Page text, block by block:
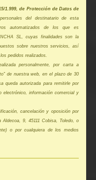
1.999, de Protección de Datos de
del destinatario de esta
automatizados de los que es
SL, cuyas finalidades son la
sobre nuestros servicios, así
pedidos realizados.
personalmente, por carta a
de nuestra web, en el plazo de 30
queda autorizada para remitirle por
electrónico, información comercial y
cancelación y oposición por
9, 45111 Cobisa, Toledo, o
o por cualquiera de los medios